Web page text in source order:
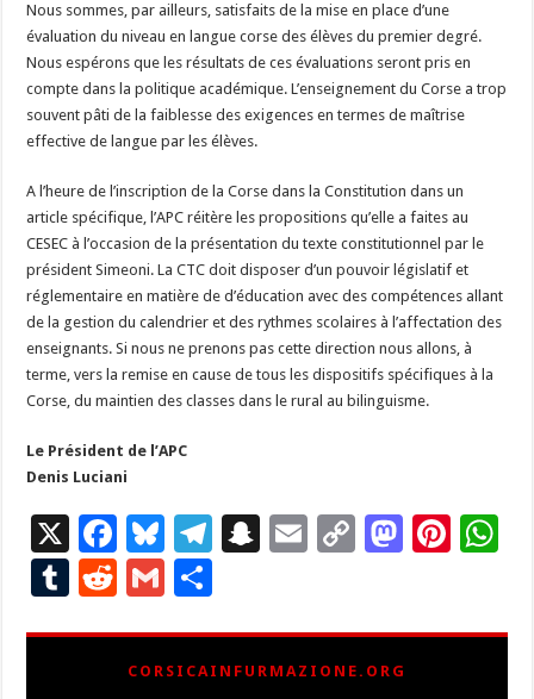
Nous sommes, par ailleurs, satisfaits de la mise en place d’une
évaluation du niveau en langue corse des élèves du premier degré.
Nous espérons que les résultats de ces évaluations seront pris en
compte dans la politique académique. L’enseignement du Corse a trop
souvent pâti de la faiblesse des exigences en termes de maîtrise
effective de langue par les élèves.
A l’heure de l’inscription de la Corse dans la Constitution dans un
article spécifique, l’APC réitère les propositions qu’elle a faites au
CESEC à l’occasion de la présentation du texte constitutionnel par le
président Simeoni. La CTC doit disposer d’un pouvoir législatif et
réglementaire en matière de d’éducation avec des compétences allant
de la gestion du calendrier et des rythmes scolaires à l’affectation des
enseignants. Si nous ne prenons pas cette direction nous allons, à
terme, vers la remise en cause de tous les dispositifs spécifiques à la
Corse, du maintien des classes dans le rural au bilinguisme.
Le Président de l’APC
Denis Luciani
X
F
ac
e
b
o
Bl
u
es
ky
T
gr
a
S
p
c
E
l
C
y
Li
M
d
Pi
es
T
R
d
G
ai ta
CORSICAINFURMAZIONE.ORG